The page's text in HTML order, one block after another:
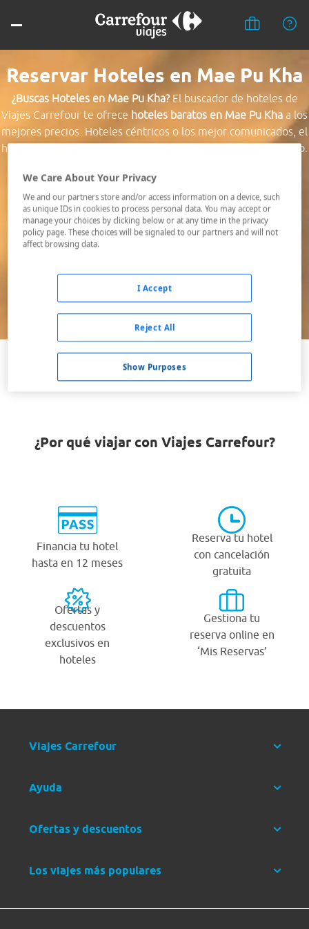
Reservar Hoteles en Mae Pu Kha
¿Buscas Hoteles en Mae Pu Kha?El buscador de hoteles de
Viajes Carrefour te ofrece hoteles baratos en Mae Pu Kha a los
mejores precios. Hoteles céntricos o los mejor comunicados, el
hotel que busques nosotros te lo encontramos al mejor precio.
Destino *
Fechas *
07/08/2026 - 08/08/2026
Buscar
VER TODOS LOS HOTELES BARATOS EN MAE PU KHA
¿Por qué viajar con Viajes Carrefour?
Financia tu hotel
hasta en 12 meses
Reserva tu hotel
con cancelación
gratuita
Ofertas y
descuentos
exclusivos en
hoteles
Gestiona tu
reserva online en
‘Mis Reservas’
Viajes Carrefour
Ayuda
Ofertas y descuentos
Los viajes más populares
We Care About Your Privacy
We and our partners store and/or access information on a device, such
as unique IDs in cookies to process personal data. You may accept or
manage your choices by clicking below or at any time in the privacy
policy page. These choices will be signaled to our partners and will not
affect browsing data.
Show Purposes
Reject All
I Accept